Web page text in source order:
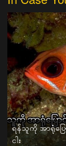
ရန်သူကို အာရုံပ
ငါး